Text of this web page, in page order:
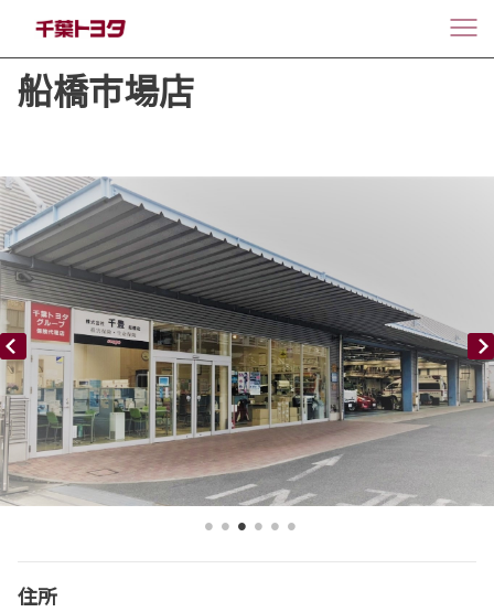
船橋市場店
住所